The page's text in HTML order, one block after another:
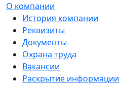
О компании
История компании
Реквизиты
Документы
Охрана труда
Вакансии
Раскрытие информации